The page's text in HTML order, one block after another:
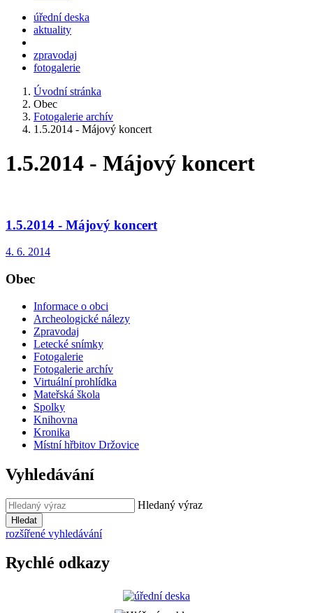
úřední deska
aktuality
zpravodaj
fotogalerie
Úvodní stránka
Obec
Fotogalerie archív
1.5.2014 - Májový koncert
1.5.2014 - Májový koncert
1.5.2014 - Májový koncert
4. 6. 2014
Obec
Informace o obci
Archeologické nálezy
Zpravodaj
Letecké snímky
Fotogalerie
Fotogalerie archív
Virtuální prohlídka
Mateřská škola
Spolky
Knihovna
Kronika
Místní hřbitov Držovice
Vyhledávání
Hledaný výraz
Hledat
rozšířené vyhledávání
Rychlé odkazy